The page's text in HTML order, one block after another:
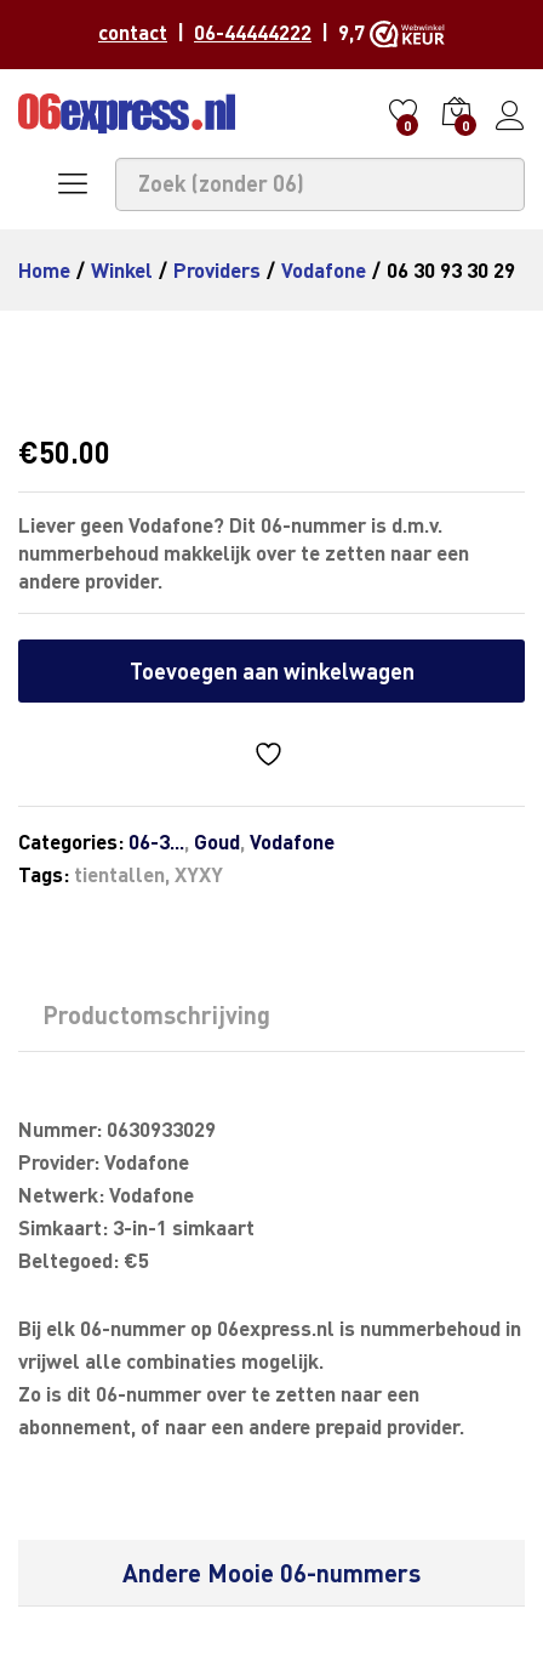
contact 06-44444222 | 9,7
0 0
Home / Winkel / Providers / Vodafone / 06 30 93 30 29
€50.00
Liever geen Vodafone? Dit 06-nummer is d.m.v.
nummerbehoud makkelijk over te zetten naar een
andere provider.
Toevoegen aan winkelwagen
Categories: 06-3..., Goud, Vodafone
Tags: tientallen, XYXY
Productomschrijving
Nummer: 0630933029
Provider: Vodafone
Netwerk: Vodafone
Simkaart: 3-in-1 simkaart
Beltegoed: €5
Bij elk 06-nummer op 06express.nl is nummerbehoud in
vrijwel alle combinaties mogelijk.
Zo is dit 06-nummer over te zetten naar een
abonnement, of naar een andere prepaid provider.
Andere Mooie 06-nummers